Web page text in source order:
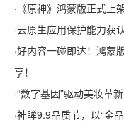
· 《原神》鸿蒙版正式
·云原生应用保护能力获
·好内容一碰即达！鸿蒙
享！
·“数字基因”驱动美妆革
·神眸9.9品质节，以“金